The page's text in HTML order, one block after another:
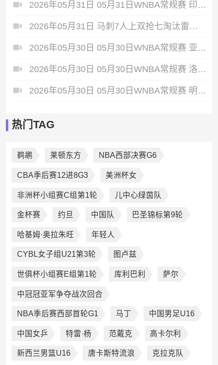
2026年05月31日 05月31日WNBA常规赛 印第安纳狂热84 - 100波特兰火焰 全场集锦
2026年05月31日 马刺7人上双抢七淘汰雷霆闯进总决赛 文班22+7 亚历山大35+9
2026年05月30日 05月30日WNBA常规赛 亚特兰大梦想86-66波特兰火焰 全场集锦
2026年05月30日 05月30日WNBA常规赛 洛杉矶火花92-87华盛顿神秘人 全场集锦
2026年05月30日 05月30日WNBA常规赛 明尼苏达山猫79-58芝加哥天空 全场集锦
热门TAG
鹈鹕 莱顿东方 NBA西部决赛G6
CBA季后赛12进8G3 美洲杯女
非洲杯小组赛C组第1轮 儿中心绿茵队
金杯赛 约旦 中国队 巴圣锦标第9轮
哈基姆·奥拉朱旺 年轻人
CYBL女子组U21第3轮 图卢兹
世俱杯小组赛E组第1轮 库利巴利 萨尔
中冠冠亚军争夺战次回合
NBA季后赛西部首轮G1 马丁 中国男足U16
中国女乒 特雷·杨 范戴克 高卡尔利
新西兰男篮U16 唐卡斯特流浪 克拉克队